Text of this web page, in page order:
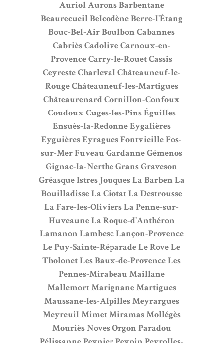
AuriolAuronsBarbentane
BeaurecueilBelcodèneBerre-l’Étang
Bouc-Bel-AirBoulbon Cabannes
CabrièsCadoliveCarnoux-en-
ProvenceCarry-le-RouetCassis
CeyresteCharlevalChâteauneuf-le-
RougeChâteauneuf-les-Martigues
Châteaurenard Cornillon-Confoux
Coudoux Cuges-les-PinsÉguilles
Ensuès-la-RedonneEygalières
EyguièresEyraguesFontvieilleFos-
sur-MerFuveau GardanneGémenos
Gignac-la-NertheGransGraveson
GréasqueIstres JouquesLa Barben La
BouilladisseLa CiotatLa Destrousse
La Fare-les-OliviersLa Penne-sur-
HuveauneLa Roque-d’Anthéron
Lamanon LambescLançon-Provence
Le Puy-Sainte-RéparadeLe RoveLe
TholonetLes Baux-de-ProvenceLes
Pennes-Mirabeau Maillane
MallemortMarignaneMartigues
Maussane-les-AlpillesMeyrargues
MeyreuilMimetMiramasMollégès
MourièsNovesOrgon Paradou